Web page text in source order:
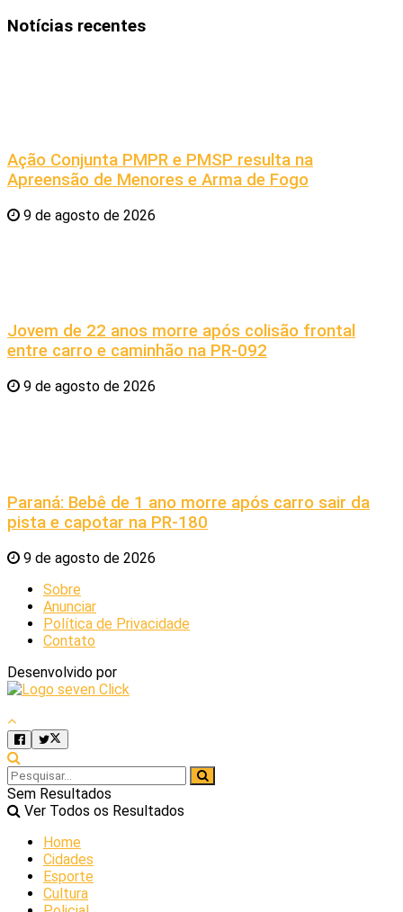
Notícias recentes
Ação Conjunta PMPR e PMSP resulta na
Apreensão de Menores e Arma de Fogo
9 de agosto de 2026
Jovem de 22 anos morre após colisão frontal
entre carro e caminhão na PR-092
9 de agosto de 2026
Paraná: Bebê de 1 ano morre após carro sair da
pista e capotar na PR-180
9 de agosto de 2026
Sobre
Anunciar
Política de Privacidade
Contato
Desenvolvido por
Sem Resultados
Ver Todos os Resultados
Home
Cidades
Esporte
Cultura